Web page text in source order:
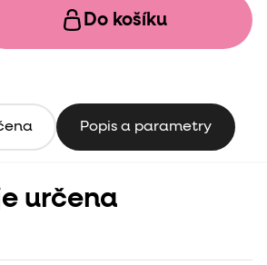
Do košíku
Popis a parametry
určena